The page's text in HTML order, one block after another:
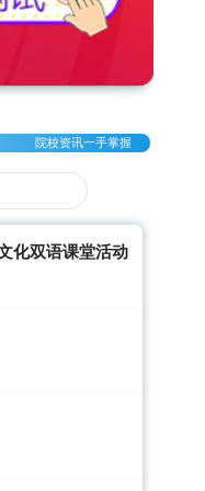
院校资讯一手掌握
化双语课堂活动